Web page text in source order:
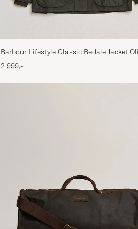
Barbour Lifestyle Classic Bedale Jacket
2 999,-